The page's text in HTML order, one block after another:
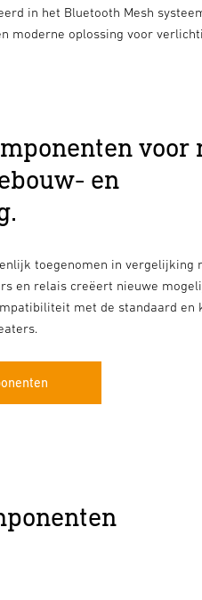
in het Bluetooth Mesh
moderne oplossing voor
voor
en
toegenomen in vergelijking
en relais creëert nieuwe
met de standaard en